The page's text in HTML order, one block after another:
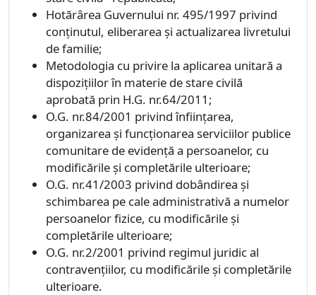
Hotărârea Guvernului nr. 495/1997 privind
conţinutul, eliberarea şi actualizarea livretului
de familie;
Metodologia cu privire la aplicarea unitară a
dispoziţiilor în materie de stare civilă
aprobată prin H.G. nr.64/2011;
O.G. nr.84/2001 privind înfiinţarea,
organizarea şi funcţionarea serviciilor publice
comunitare de evidenţă a persoanelor, cu
modificările şi completările ulterioare;
O.G. nr.41/2003 privind dobândirea şi
schimbarea pe cale administrativă a numelor
persoanelor fizice, cu modificările şi
completările ulterioare;
O.G. nr.2/2001 privind regimul juridic al
contravenţiilor, cu modificările şi completările
ulterioare.